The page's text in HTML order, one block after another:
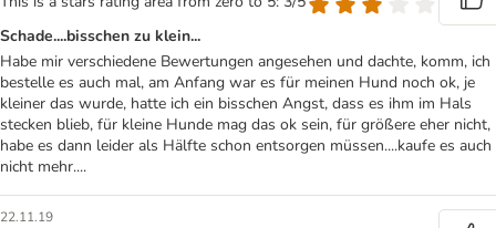
Schade....bisschen zu klein...
Habe mir verschiedene Bewertungen angesehen und dachte, komm, ich
bestelle es auch mal, am Anfang war es für meinen Hund noch ok, je
kleiner das wurde, hatte ich ein bisschen Angst, dass es ihm im Hals
stecken blieb, für kleine Hunde mag das ok sein, für größere eher nicht,
habe es dann leider als Hälfte schon entsorgen müssen....kaufe es auch
nicht mehr....
22.11.19